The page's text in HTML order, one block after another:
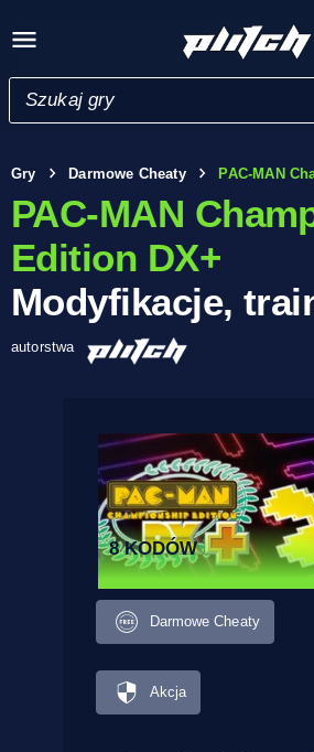
Gry Darmowe Cheaty PAC-MAN
PAC-MAN
Edition DX+
Modyfikacje,
autorstwa
8 KODÓW
Darmowe Cheaty
Akcja